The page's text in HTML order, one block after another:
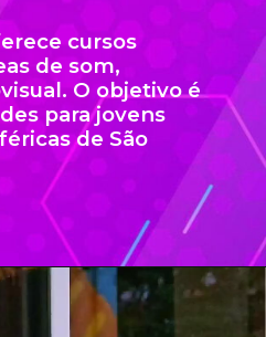
cursos
de som,
O objetivo é
para jovens
de São